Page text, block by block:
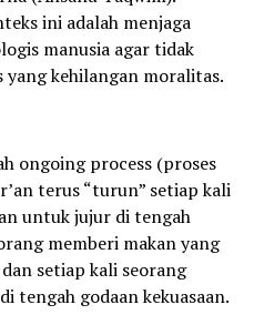
ini adalah menjaga
manusia agar tidak
yang kehilangan moralitas.
ongoing process (proses
terus “turun” setiap kali
untuk jujur di tengah
memberi makan yang
setiap kali seorang
tengah godaan kekuasaan.